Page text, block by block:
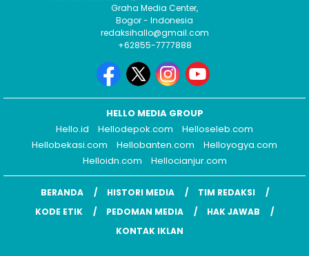
Graha Media Center,
Bogor - Indonesia
redaksihallo@gmail.com
+62855-7777888
HELLO MEDIA GROUP
Hello.id
Hellodepok.com
Helloseleb.com
Hellobekasi.com
Hellobanten.com
Helloyogya.com
Helloidn.com
Hellocianjur.com
BERANDA HISTORI MEDIA
TIM REDAKSI
KODE ETIK
PEDOMAN MEDIA
HAK JAWAB
KONTAK IKLAN